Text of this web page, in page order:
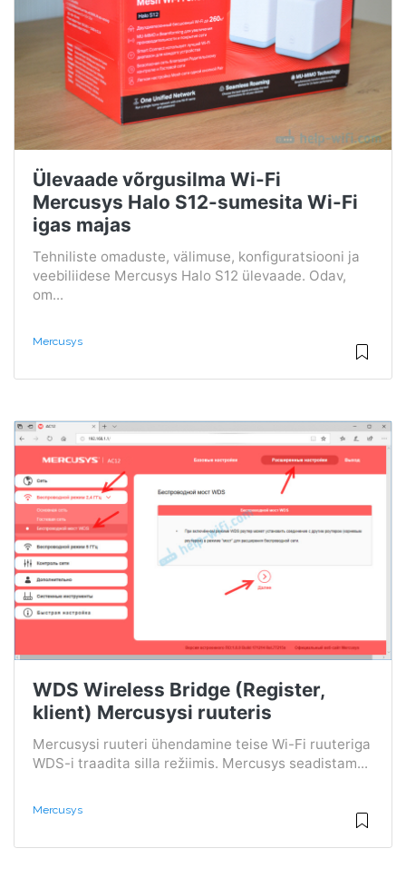
Ülevaade võrgusilma Wi-Fi
Mercusys Halo S12-sumesita Wi-Fi
igas majas
Tehniliste omaduste, välimuse, konfiguratsiooni ja
veebiliidese Mercusys Halo S12 ülevaade. Odav,
om...
Mercusys
WDS Wireless Bridge (Register,
klient) Mercusysi ruuteris
Mercusysi ruuteri ühendamine teise Wi-Fi ruuteriga
WDS-i traadita silla režiimis. Mercusys seadistam...
Mercusys